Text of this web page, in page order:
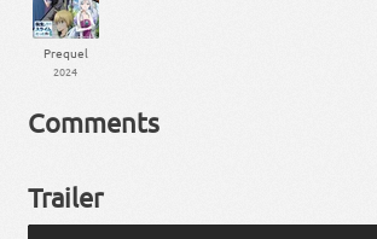
Prequel
2024
Comments
Trailer